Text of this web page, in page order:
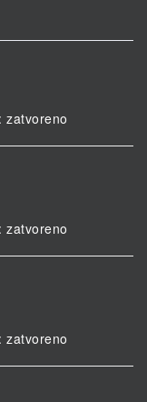
zatvoreno
zatvoreno
zatvoreno